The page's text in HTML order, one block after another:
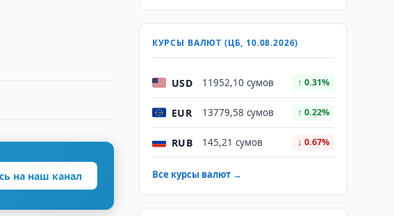
на наш канал
КУРСЫ ВАЛЮТ (ЦБ, 10.08.2026)
USD 11952,10 сумов ↑ 0.31%
EUR 13779,58 сумов ↑ 0.22%
RUB 145,21 сумов ↓ 0.67%
Все курсы валют →